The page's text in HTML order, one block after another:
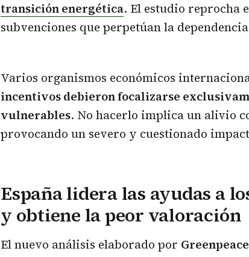
transición energética. El estudio reprocha
subvenciones que perpetúan la
Varios organismos económicos
incentivos debieron focalizarse
vulnerables. No hacerlo implica un alivio
provocando un severo y cuestionado
España lidera las ayudas a
y obtiene la peor valoración
El nuevo análisis elaborado por Greenpeace